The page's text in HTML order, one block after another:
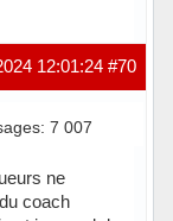
#70
12:01:24
7 007
ne
coach